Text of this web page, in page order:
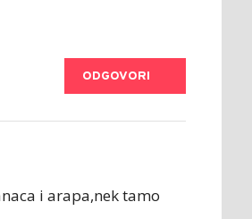
ODGOVORI
i arapa,nek tamo